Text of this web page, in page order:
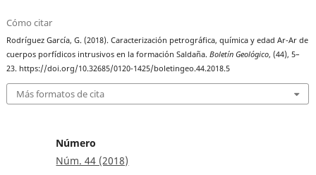
Cómo citar
Rodríguez García, G. (2018). Caracterización petrográfica, química y edad Ar-Ar de
cuerpos porfídicos intrusivos en la formación Saldaña.Boletín Geológico, (44), 5–
23. https://doi.org/10.32685/0120-1425/boletingeo.44.2018.5
Más formatos de cita
Número
Núm. 44 (2018)